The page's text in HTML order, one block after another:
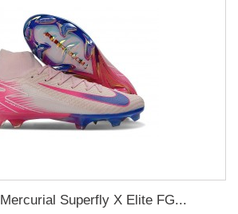
Superfly X Elite FG...